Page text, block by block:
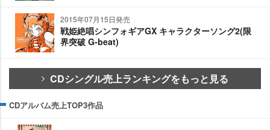
2015年07月15日発売
戦姫絶唱シンフォギアGX キャラクターソング2(限
界突破 G-beat)
CDシングル売上ランキングをもっと見る
CDアルバム売上TOP3作品